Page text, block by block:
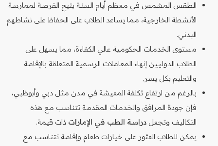
الطقس المشمس في معظم أيام السنة يتيح الفرصة لممارسة
الأنشطة الخارجية، مما يساعد الطلاب على الحفاظ على نشاطهم
البدني.
مستوى الخدمات الحكومية عالي الكفاءة، مما يسهل على
الطلاب الدوليين إنهاء المعاملات الرسمية المتعلقة بالإقامة
والتعليم بكل يسر.
بالرغم من ارتفاع تكلفة المعيشة في مدن مثل دبي وأبوظبي،
فإن جودة المرافق والخدمات المقدمة تتناسب مع هذه
التكاليف وتجعل دراسة الطب في الإمارات ذات قيمة.
يمكن للطلاب العثور على خيارات طعام وإقامة تتناسب مع